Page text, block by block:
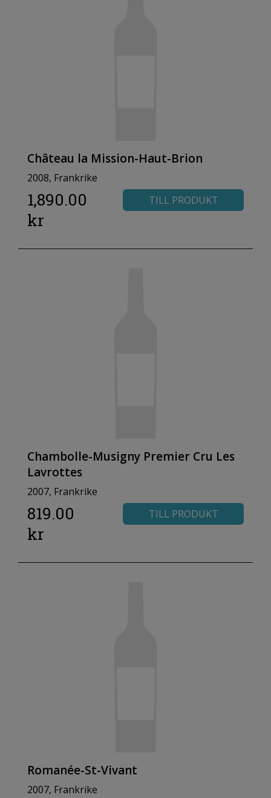
Château la Mission-Haut-Brion
2008, Frankrike
1,890.00
kr
TILL PRODUKT
Chambolle-Musigny Premier Cru Les
Lavrottes
2007, Frankrike
819.00
kr
TILL PRODUKT
Romanée-St-Vivant
2007, Frankrike